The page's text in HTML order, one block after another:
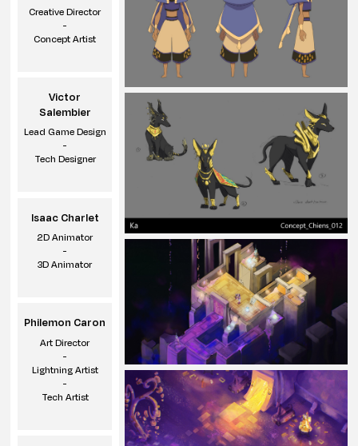
Creative Director
-
Concept Artist
Victor
Salembier
Lead Game Design
-
Tech Designer
Isaac Charlet
2D Animator
-
3D Animator
Philemon Caron
Art Director
-
Lightning Artist
-
Tech Artist